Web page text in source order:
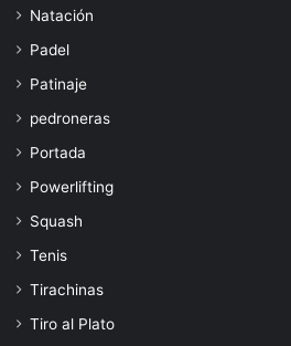
Natación
Padel
Patinaje
pedroneras
Portada
Powerlifting
Squash
Tenis
Tirachinas
Tiro al Plato